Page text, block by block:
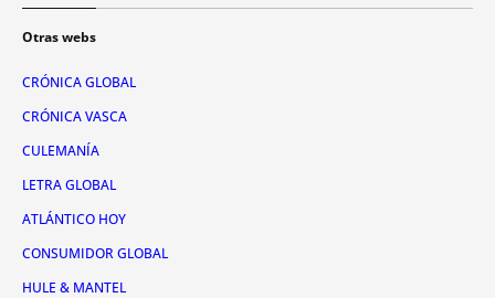
Otras webs
CRÓNICA GLOBAL
CRÓNICA VASCA
CULEMANÍA
LETRA GLOBAL
ATLÁNTICO HOY
CONSUMIDOR GLOBAL
HULE & MANTEL